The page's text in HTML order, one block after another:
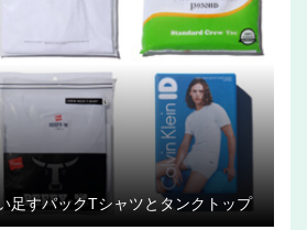
足すパックTシャツとタンクトップ